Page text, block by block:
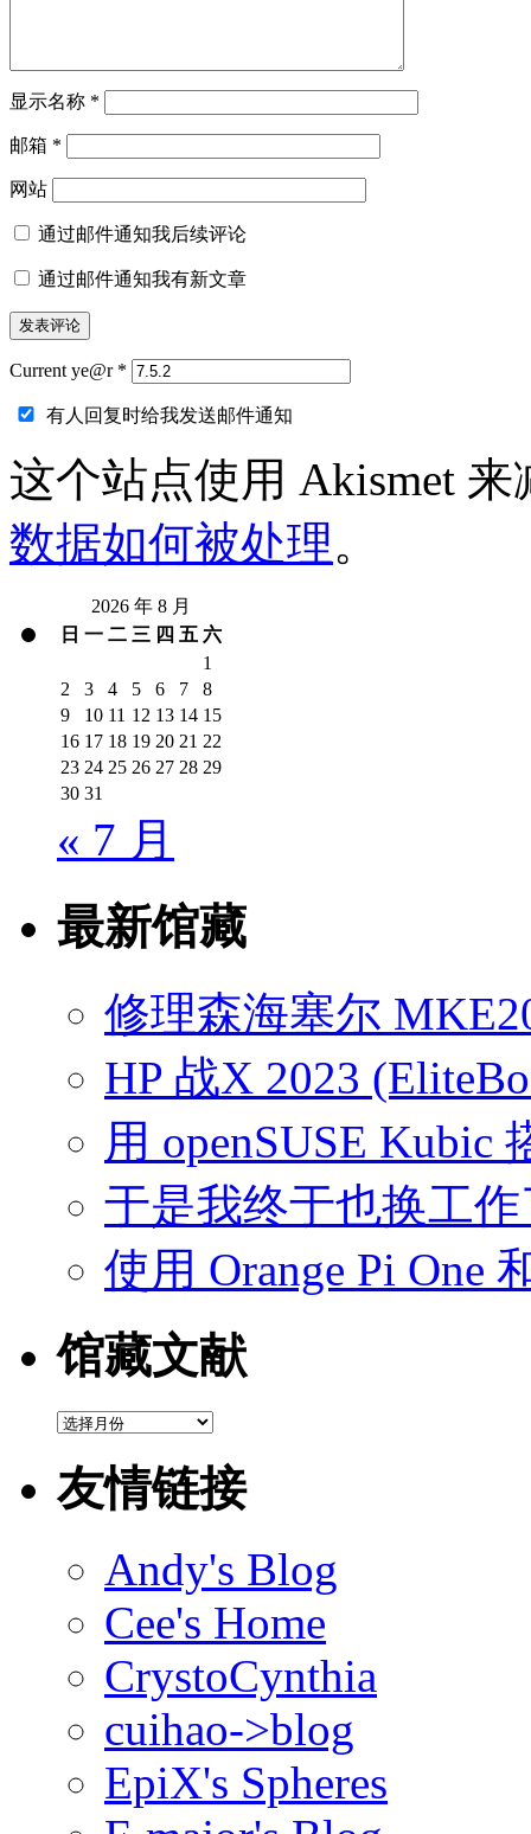
显示名称 *
邮箱 *
网站
通过邮件通知我后续评论
通过邮件通知我有新文章
Current ye@r *
有人回复时给我发送邮件通知
这个站点使用 Akismet
数据如何被处理。
2026 年 8 月
日 一 二 三 四 五 六
1
2
3 4 5 6 7
8
9
10 11 12 13 14 15
16 17 18 19 20 21 22
23 24 25 26 27 28 29
30 31
« 7 月
最新馆藏
修理森海塞尔
HP 战X 2023
用 openSUSE Kubic
于是我终于也换工作
使用 Orange Pi One
馆藏文献
馆
文
献
友情链接
Andy's Blog
Cee's Home
CrystoCynthia
cuihao->blog
EpiX's Spheres